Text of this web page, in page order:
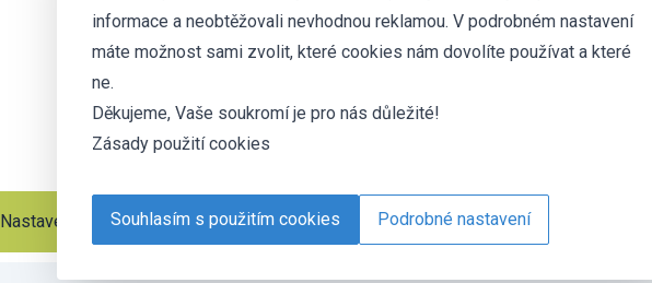
Nastavení cookies
informace a neobtěžovali nevhodnou reklamou. V podrobném nastavení
máte možnost sami zvolit, které cookies nám dovolíte používat a které
ne.
Děkujeme, Vaše soukromí je pro nás důležité!
Zásady použití cookies
Souhlasím s použitím cookies Podrobné nastavení